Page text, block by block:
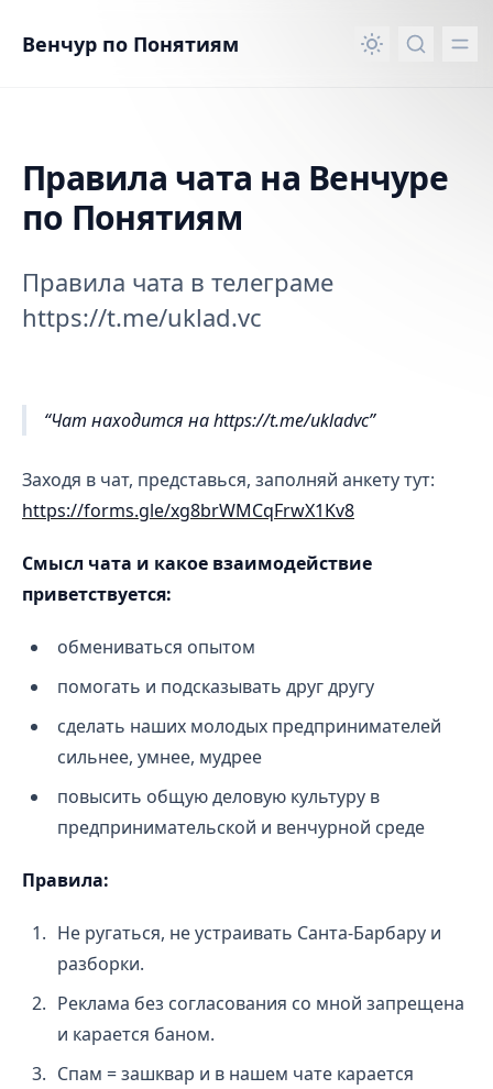
Венчур по Понятиям
Правила чата на Венчуре
по Понятиям
Правила чата в телеграме
https://t.me/uklad.vc
Правила чата на Венчуре по Понятиям
Чат находится на https://t.me/ukladvc
Заходя в чат, представься, заполняй анкету тут:
https://forms.gle/xg8brWMCqFrwX1Kv8
Смысл чата и какое взаимодействие
приветствуется:
обмениваться опытом
помогать и подсказывать друг другу
сделать наших молодых предпринимателей
сильнее, умнее, мудрее
повысить общую деловую культуру в
предпринимательской и венчурной среде
Правила:
Не ругаться, не устраивать Санта-Барбару и
разборки.
Реклама без согласования со мной запрещена
и карается баном.
Спам = зашквар и в нашем чате карается